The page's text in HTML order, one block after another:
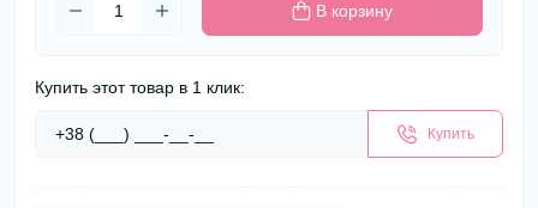
В корзину
Купить этот товар в 1 клик:
Купить